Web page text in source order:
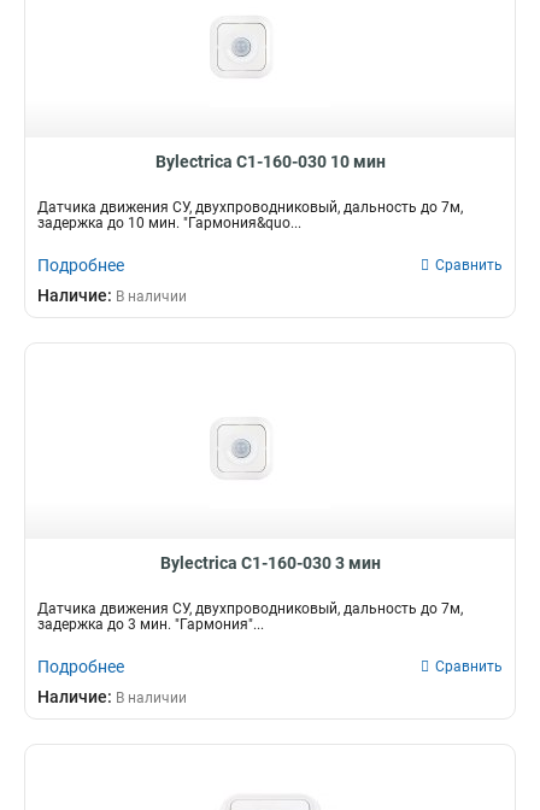
Bylectrica С1-160-030 10 мин
Датчика движения CУ, двухпроводниковый, дальность до 7м,
задержка до 10 мин. "Гармония&quo...
Подробнее Сравнить
Наличие: В наличии
Bylectrica С1-160-030 3 мин
Датчика движения CУ, двухпроводниковый, дальность до 7м,
задержка до 3 мин. "Гармония"...
Подробнее Сравнить
Наличие: В наличии